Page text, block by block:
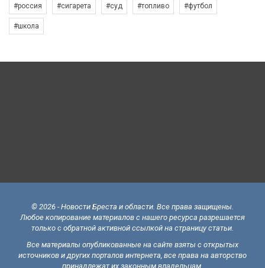
#россия #сигарета #суд #топливо #футбол
#школа
© 2026 - Новости Бреста и области. Все права защищены.
Любое копирование материалов с нашего ресурса разрешается
только с обратной активной ссылкой на страницу статьи.
Все материалы опубликованные на сайте взяты с открытых
источников и других порталов интернета, все права на авторство
принадлежат их законным владельцам.